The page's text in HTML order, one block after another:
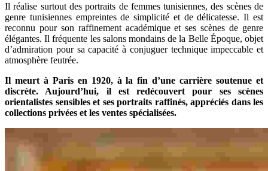
Il réalise surtout des portraits de femmes tunisiennes, des scènes de
genre tunisiennes empreintes de simplicité et de délicatesse. Il est
reconnu pour son raffinement académique et ses scènes de genre
élégantes. Il fréquente les salons mondains de la Belle Époque, objet
d’admiration pour sa capacité à conjuguer technique impeccable et
atmosphère feutrée.
Il meurt à Paris en 1920, à la fin d’une carrière soutenue et
discrète. Aujourd’hui, il est redécouvert pour ses scènes
orientalistes sensibles et ses portraits raffinés, appréciés dans les
collections privées et les ventes spécialisées.